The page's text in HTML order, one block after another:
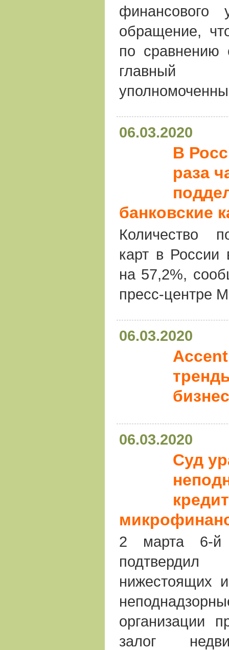
финансового
обращение,
по сравнению
главный
06.03.2020
В
раза
банковские
Количество
карт в России
на 57,2%,
пресс-центре
06.03.2020
06.03.2020
Суд
2 марта 6-й
нижестоящих
организации
залог